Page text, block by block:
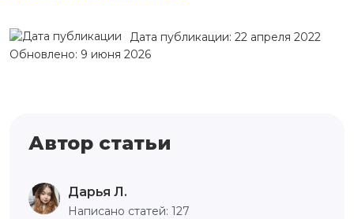
Дата публикации: 22 апреля 2022
Обновлено: 9 июня 2026
Автор статьи
Дарья Л.
Написано статей: 127